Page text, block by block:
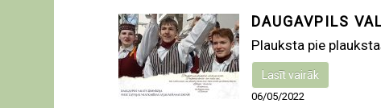
DAUGAVPILS
Plauksta pie
Lasīt vairāk
06/05/2022